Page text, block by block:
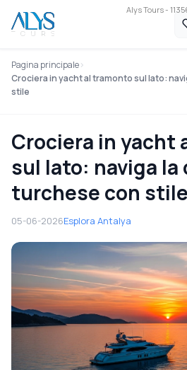
Alys Tours -
Pagina principale
Crociera in yacht al tramonto sul lato:
stile
Crociera in yacht
sul lato: naviga la
turchese con stile
05-06-2026Esplora Antalya